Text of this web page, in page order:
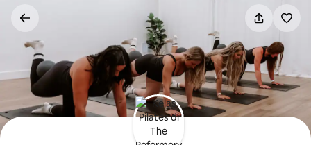
langsung
konten